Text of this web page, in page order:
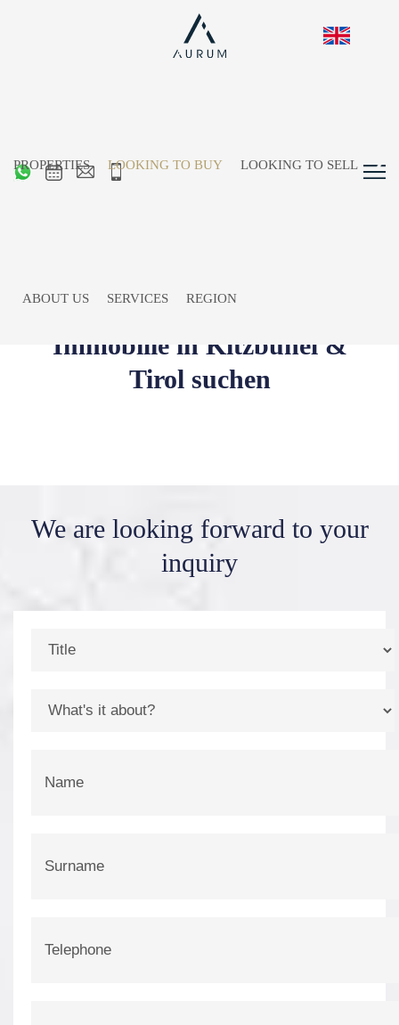
Immobilie in Kitzbühel &
Tirol suchen
We are looking forward to your
inquiry
PROPERTIES LOOKING TO BUY LOOKING TO SELL
ABOUT US SERVICES REGION